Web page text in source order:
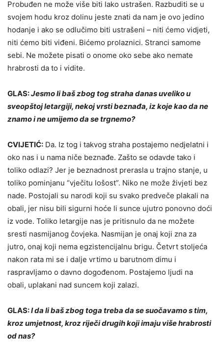
Probuđen ne može više biti lako ustrašen. Razbuditi se u
svojem hodu kroz dolinu jeste znati da nam je ovo jedino
hodanje i ako se odlučimo biti ustrašeni – niti ćemo vidjeti,
niti ćemo biti viđeni. Bićemo prolaznici. Stranci samome
sebi. Ne možete pisati o onome oko sebe ako nemate
hrabrosti da to i vidite.
GLAS:Jesmo li baš zbog tog straha danas uveliko u
sveopštoj letargiji, nekoj vrsti beznađa, iz koje kao da ne
znamo i ne umijemo da se trgnemo?
CVIJETIĆ: Da. Iz tog i takvog straha postajemo nedjelatni i
oko nas i u nama niče beznađe. Zašto se odavde tako i
toliko odlazi? Jer je beznadnost prerasla u trajno stanje, u
toliko pominjanu “vječitu lošost”. Niko ne može živjeti bez
nade. Postojali su narodi koji su svako predveče plakali na
obali, jer nisu bili sigurni hoće li sunce ujutro ponovno doći
iz vode. Toliko letargije nas je pritisnulo da ne možete
sresti nasmijanog čovjeka. Nasmijan je onaj koji zna za
jutro, onaj koji nema egzistencijalnu brigu. Četvrt stoljeća
nakon rata mi se i dalje vrtimo u barutnom dimu i
raspravljamo o davno dogođenom. Postajemo ljudi na
obali, uplakani nad suncem koji zalazi.
GLAS:I da li baš zbog toga treba da se suočavamo s tim,
kroz umjetnost, kroz riječi drugih koji imaju više hrabrosti
od nas?